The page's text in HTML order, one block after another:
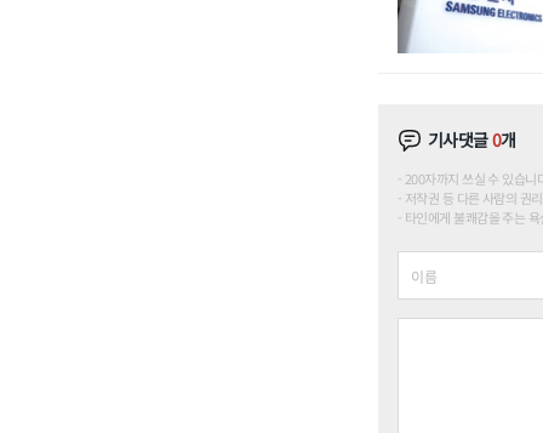
기사댓글0개
200자까지 쓰실 수 있습
저작권 등 다른 사람의 권
타인에게 불쾌감을 주는